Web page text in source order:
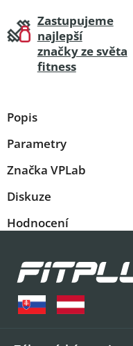
Zastupujeme
najlepší
značky ze světa
fitness
Popis
Parametry
Značka VPLab
Diskuze
Hodnocení